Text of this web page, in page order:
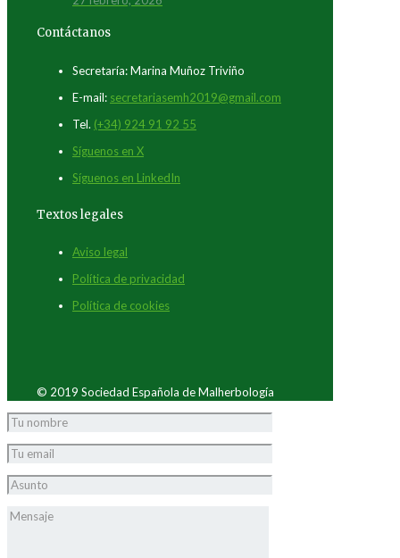
Contáctanos
Secretaría: Marina Muñoz Triviño
E-mail: secretariasemh2019@gmail.com
Tel. (+34) 924 91 92 55
Síguenos en X
Síguenos en LinkedIn
Textos legales
Aviso legal
Política de privacidad
Política de cookies
© 2019 Sociedad Española de Malherbología